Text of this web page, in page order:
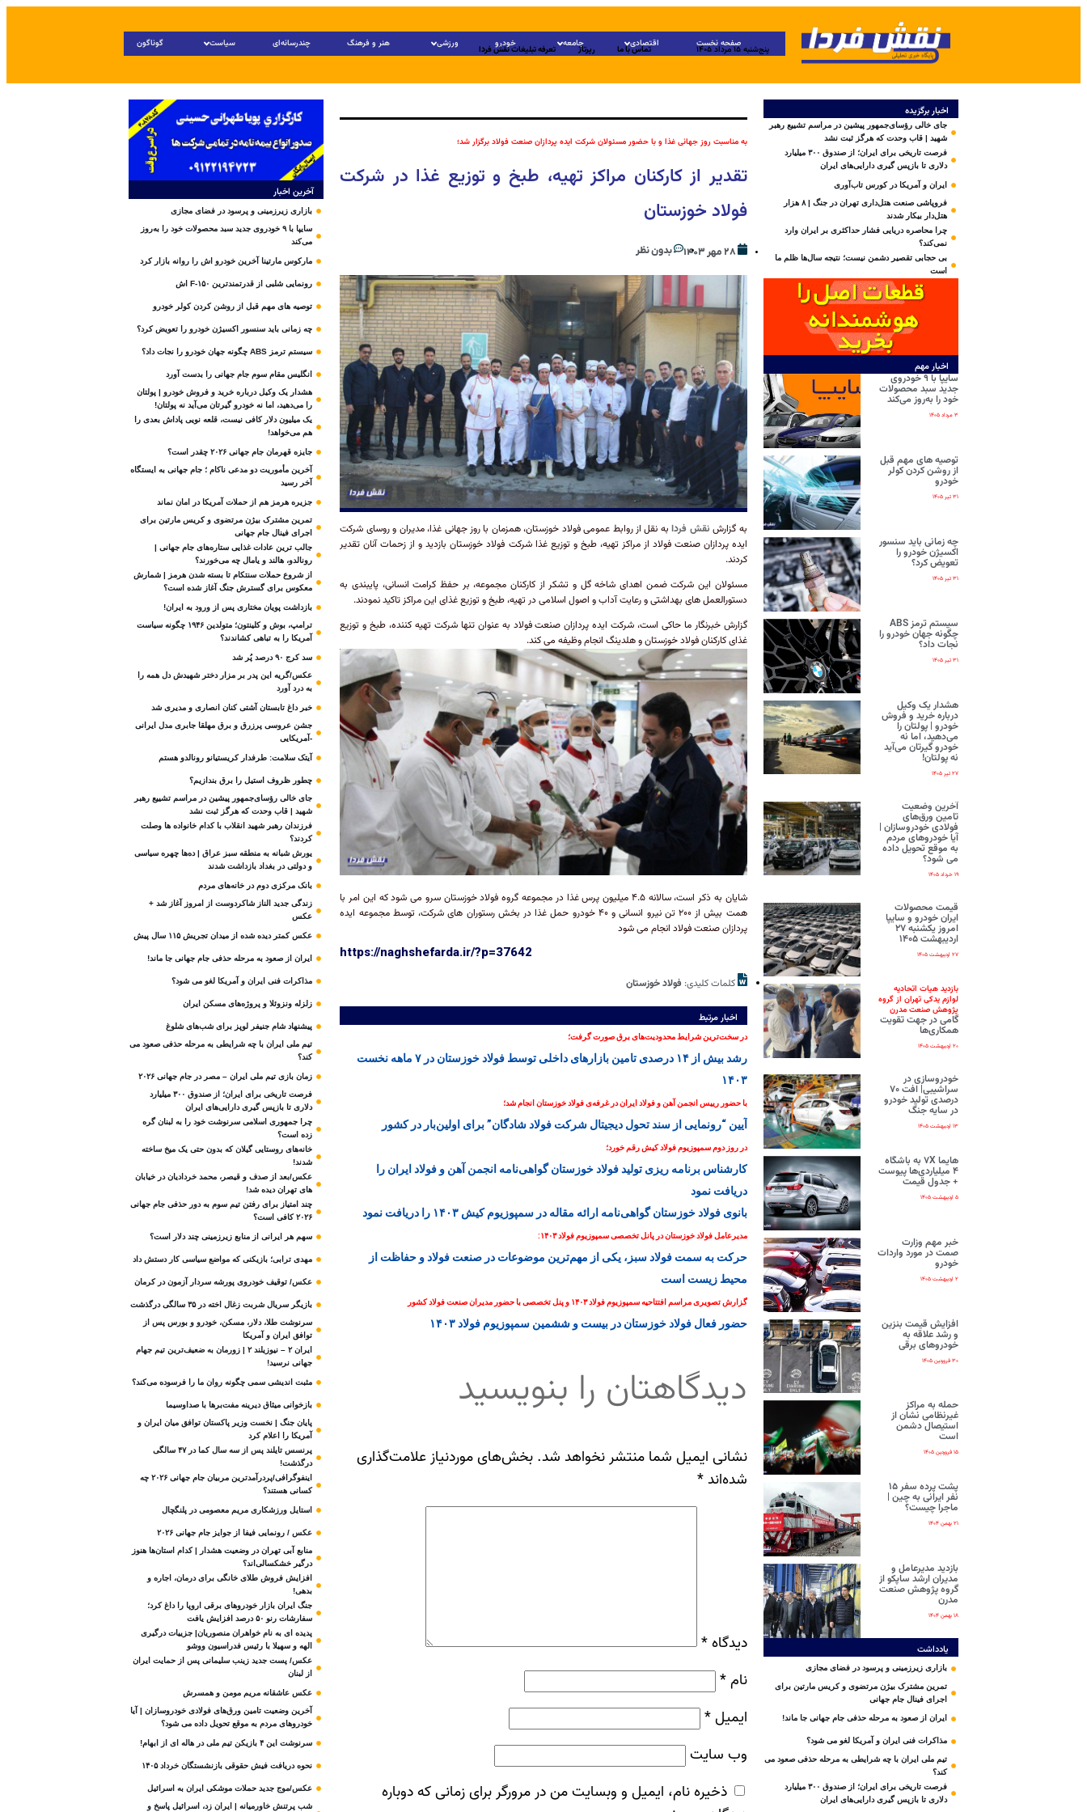
صفحه نخست اقتصادی جامعه خودرو ورزشی هنر و فرهنگ چندرسانه‌ای سیاست گوناگون
پنج‌شنبه ۱۵ مرداد ۱۴۰۵ تماس با ما رپرتاژ تعرفه تبلیغات نقش فردا
اخبار برگزیده
جای خالی رؤسای‌جمهور پیشین در مراسم تشییع رهبر
شهید | قاب وحدت که هرگز ثبت نشد
فرصت تاریخی برای ایران؛ از صندوق ۳۰۰ میلیارد
دلاری تا بازپس گیری دارایی‌های ایران
ایران و آمریکا در کورس تاب‌آوری
فروپاشی صنعت هتل‌داری تهران در جنگ | ۸ هزار
هتل‌دار بیکار شدند
چرا محاصره دریایی فشار حداکثری بر ایران وارد
نمی‌کند؟
بی‌ حجابی تقصیر دشمن نیست؛ نتیجه سال‌ها ظلم ما
است
اخبار مهم
سایپا با ۹ خودروی
جدید سبد محصولات
خود را به‌روز می‌کند
۳ مرداد ۱۴۰۵
توصیه های مهم قبل
از روشن کردن کولر
خودرو
۳۱ تیر ۱۴۰۵
چه زمانی باید سنسور
اکسیژن خودرو را
تعویض کرد؟
۳۱ تیر ۱۴۰۵
سیستم ترمز ABS
چگونه جهان خودرو را
نجات داد؟
۳۱ تیر ۱۴۰۵
هشدار یک وکیل
درباره خرید و فروش
خودرو | پولتان را
می‌دهید، اما نه
خودرو گیرتان می‌آید
نه پولتان!
۲۷ تیر ۱۴۰۵
آخرین وضعیت
تامین ورق‌های
فولادی خودروسازان |
آیا خودروهای مردم
به موقع تحویل داده
می شود؟
۱۹ خرداد ۱۴۰۵
قیمت محصولات
ایران‌ خودرو و سایپا
امروز یکشنبه ۲۷
اردیبهشت ۱۴۰۵
۲۷ اردیبهشت ۱۴۰۵
بازدید هیات اتحادیه
لوازم یدکی تهران از گروه
پژوهش صنعت مدرن
گامی در جهت تقویت
همکاری‌ها
۲۰ اردیبهشت ۱۴۰۵
خودروسازی در
سراشیبی| افت ۷۰
درصدی تولید خودرو
در سایه جنگ
۱۳ اردیبهشت ۱۴۰۵
هایما ۷X به باشگاه
۴ میلیاردی‌ها پیوست
+ جدول قیمت
۵ اردیبهشت ۱۴۰۵
خبر مهم وزارت
صمت در مورد واردات
خودرو
۲ اردیبهشت ۱۴۰۵
افزایش قیمت بنزین
و رشد علاقه به
خودروهای برقی
۳۰ فروردین ۱۴۰۵
حمله به مراکز
غیرنظامی نشان از
استیصال دشمن
است
۱۵ فروردین ۱۴۰۵
پشت پرده سفر ۱۵
نفر ایرانی‌ به چین |
ماجرا چیست؟
۲۱ بهمن ۱۴۰۴
بازدید مدیرعامل و
مدیران ارشد ساپکو از
گروه پژوهش صنعت
مدرن
۱۸ بهمن ۱۴۰۴
یادداشت
بازاری زیرزمینی و پرسود در فضای مجازی
تمرین مشترک بیژن مرتضوی و کریس مارتین برای
اجرای فینال جام جهانی
ایران از صعود به مرحله حذفی جام جهانی جا ماند!
مذاکرات فنی ایران و آمریکا لغو می شود؟
تیم ملی ایران با چه شرایطی به مرحله حذفی صعود می
کند؟
فرصت تاریخی برای ایران؛ از صندوق ۳۰۰ میلیارد
دلاری تا بازپس گیری دارایی‌های ایران
به مناسبت روز جهانی غذا و با حضور مسئولان شرکت ایده پردازان صنعت فولاد برگزار شد؛
تقدیر از کارکنان مراکز تهیه، طبخ و توزیع غذا در شرکت
فولاد خوزستان
۲۸ مهر ۱۴۰۳ بدون نظر
به گزارش نقش فردابه نقل از روابط عمومی فولاد خوزستان، همزمان با روز جهانی غذا، مدیران و روسای شرکت
ایده پردازان صنعت فولاد از مراکز تهیه، طبخ و توزیع غذا شرکت فولاد خوزستان بازدید و از زحمات آنان تقدیر
کردند.
مسئولان این شرکت ضمن اهدای شاخه گل و تشکر از کارکنان مجموعه، بر حفظ کرامت انسانی، پایبندی به
دستورالعمل های بهداشتی و رعایت آداب و اصول اسلامی در تهیه، طبخ و توزیع غذای این مراکز تاکید نمودند.
گزارش خبرنگار ما حاکی است، شرکت ایده پردازان صنعت فولاد به عنوان تنها شرکت تهیه کننده، طبخ و توزیع
غذای کارکنان فولاد خوزستان و هلدینگ انجام وظیفه می کند.
شایان به ذکر است، سالانه ۴.۵ میلیون پرس غذا در مجموعه گروه فولاد خوزستان سرو می شود که این امر با
همت بیش از ۲۰۰ تن نیرو انسانی و ۴۰ خودرو حمل غذا در بخش رستوران های شرکت، توسط مجموعه ایده
پردازان صنعت فولاد انجام می شود
https://naghshefarda.ir/?p=37642
کلمات کلیدی: فولاد خوزستان
اخبار مرتبط
در سخت‌ترین شرایط محدودیت‌های برق صورت گرفت؛
رشد بیش از ۱۴ درصدی تامین بازارهای داخلی توسط فولاد خوزستان در ۷ ماهه نخست
۱۴۰۳
با حضور رییس انجمن آهن و فولاد ایران در غرفه‌ی فولاد خوزستان انجام شد؛
آیین “رونمایی از سند تحول دیجیتال شرکت فولاد شادگان” برای اولین‌بار در کشور
در روز دوم سمپوزیوم فولاد کیش رقم خورد؛
کارشناس برنامه ریزی تولید فولاد خوزستان گواهی‌نامه انجمن آهن و فولاد ایران را
دریافت نمود
بانوی فولاد خوزستان گواهی‌نامه ارائه مقاله در سمپوزیوم کیش ۱۴۰۳ را دریافت نمود
مدیرعامل فولاد خوزستان در پانل تخصصی سمپوزیوم فولاد ۱۴۰۳:
حرکت به سمت فولاد سبز، یکی از مهم‌ترین موضوعات در صنعت فولاد و حفاظت از
محیط زیست است
گزارش تصویری مراسم افتتاحیه سمپوزیوم فولاد ۱۴۰۳ و پنل تخصصی با حضور مدیران صنعت فولاد کشور
حضور فعال فولاد خوزستان در بیست و ششمین سمپوزیوم فولاد ۱۴۰۳
دیدگاهتان را بنویسید
نشانی ایمیل شما منتشر نخواهد شد. بخش‌های موردنیاز علامت‌گذاری
شده‌اند*
دیدگاه*
نام*
ایمیل*
وب‌ سایت
ذخیره نام، ایمیل و وبسایت من در مرورگر برای زمانی که دوباره
آخرین اخبار
بازاری زیرزمینی و پرسود در فضای مجازی
سایپا با ۹ خودروی جدید سبد محصولات خود را به‌روز
می‌کند
مارکوس مارتینا آخرین خودرو اش را روانه بازار کرد
رونمایی شلبی از قدرتمندترین F-۱۵۰ اش
توصیه های مهم قبل از روشن کردن کولر خودرو
چه زمانی باید سنسور اکسیژن خودرو را تعویض کرد؟
سیستم ترمز ABS چگونه جهان خودرو را نجات داد؟
انگلیس مقام سوم جام‌ جهانی را بدست آورد
هشدار یک وکیل درباره خرید و فروش خودرو | پولتان
را می‌دهید، اما نه خودرو گیرتان می‌آید نه پولتان!
یک میلیون دلار کافی نیست، قلعه‌ نویی پاداش بعدی را
هم می‌خواهد!
جایزه قهرمان جام جهانی ۲۰۲۶ چقدر است؟
آخرین مأموریت دو مدعی ناکام ؛ جام جهانی به ایستگاه
آخر رسید
جزیره هرمز هم از حملات آمریکا در امان نماند
تمرین مشترک بیژن مرتضوی و کریس مارتین برای
اجرای فینال جام جهانی
جالب ترین عادات غذایی ستاره‌های جام جهانی |
رونالدو، هالند و یامال چه می‌خورند؟
از شروع حملات سنتکام تا بسته شدن هرمز | شمارش
معکوس برای گسترش جنگ آغاز شده است؟
بازداشت پویان مختاری پس از ورود به ایران!
ترامپ، بوش و کلینتون؛ متولدین ۱۹۴۶ چگونه سیاست
آمریکا را به تباهی کشاندند؟
سد کرج ۹۰ درصد پُر شد
عکس/گریه این پدر بر مزار دختر شهیدش دل همه را
به درد آورد
خبر داغ تابستان آشتی کنان انصاری و مدیری شد
جشن عروسی پرزرق و برق مهلقا جابری مدل ایرانی
-آمریکایی
آیتک سلامت: طرفدار کریستیانو رونالدو هستم
چطور ظروف استیل را برق بندازیم؟
جای خالی رؤسای‌جمهور پیشین در مراسم تشییع رهبر
شهید | قاب وحدت که هرگز ثبت نشد
فرزندان رهبر شهید انقلاب با کدام خانواده ها وصلت
کردند؟
یورش شبانه به منطقه سبز عراق | ده‌ها چهره سیاسی
و دولتی در بغداد بازداشت شدند
بانک مرکزی دوم در خانه‌های مردم
زندگی جدید الناز شاکردوست از امروز آغاز شد +
عکس
عکس کمتر دیده شده از میدان تجریش ۱۱۵ سال پیش
ایران از صعود به مرحله حذفی جام جهانی جا ماند!
مذاکرات فنی ایران و آمریکا لغو می شود؟
زلزله ونزوئلا و پروژه‌های مسکن ایران
پیشنهاد شام جنیفر لوپز برای شب‌های شلوغ
تیم ملی ایران با چه شرایطی به مرحله حذفی صعود می
کند؟
زمان بازی تیم ملی ایران – مصر در جام جهانی ۲۰۲۶
فرصت تاریخی برای ایران؛ از صندوق ۳۰۰ میلیارد
دلاری تا بازپس گیری دارایی‌های ایران
چرا جمهوری اسلامی سرنوشت خود را به لبنان گره
زده است؟
خانه‌های روستایی گیلان که بدون حتی یک میخ ساخته
شدند!
عکس/بعد از صدف و قیصر، محمد خردادیان در خیابان
های تهران دیده شد!
چند امتیاز برای رفتن تیم سوم به دور حذفی جام جهانی
۲۰۲۶ کافی است؟
سهم هر ایرانی از منابع زیرزمینی چند دلار است؟
مهدی ترابی؛ بازیکنی که مواضع سیاسی‌ کار دستش داد
عکس/ توقیف خودروی پورشه سردار آزمون در کرمان
بازیگر سریال شربت زغال‌ اخته در ۳۵ سالگی درگذشت
سرنوشت طلا، دلار، مسکن، خودرو و بورس پس از
توافق ایران و آمریکا
ایران ۲ – نیوزیلند ۲ | زورمان به ضعیف‌ترین تیم جهام
جهانی نرسید!
مثبت‌ اندیشی سمی چگونه روان ما را فرسوده می‌کند؟
بازخوانی میثاق دیرینه مفت‌برها با صداوسیما
پایان جنگ | نخست وزیر پاکستان توافق میان ایران و
آمریکا را اعلام کرد
پرنسس تایلند پس از سه سال کما در ۴۷ سالگی
درگذشت!
اینفوگرافی/پردرآمدترین مربیان جام جهانی ۲۰۲۶ چه
کسانی هستند؟
استایل ورزشکاری مریم معصومی در پلنگچال
عکس / رونمایی فیفا از جوایز جام جهانی ۲۰۲۶
منابع آبی تهران در وضعیت هشدار | کدام استان‌ها هنوز
درگیر خشکسالی‌اند؟
افزایش فروش طلای خانگی برای درمان، اجاره و
بدهی!
جنگ ایران بازار خودروهای برقی اروپا را داغ کرد؛
سفارشات رنو ۵۰ درصد افزایش یافت
پدیده ای به نام خواهران منصوریان| جزییات درگیری
الهه و سهیلا با رئیس فدراسیون ووشو
عکس/ پست جدید زینب سلیمانی پس از حمایت ایران
از لبنان
عکس عاشقانه مریم مومن و همسرش
آخرین وضعیت تامین ورق‌های فولادی خودروسازان | آیا
خودروهای مردم به موقع تحویل داده می شود؟
سرنوشت این ۴ بازیکن تیم ملی در هاله ای از ابهام!
نحوه دریافت فیش حقوقی بازنشستگان خرداد ۱۴۰۵
عکس/موج جدید حملات موشکی ایران به اسرائیل
شب پرتنش خاورمیانه | ایران زد، اسرائیل پاسخ و